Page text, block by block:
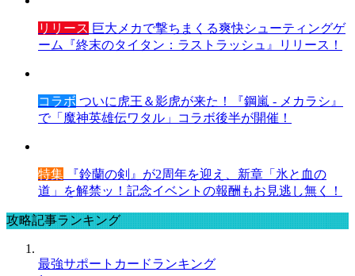
リリース 巨大メカで撃ちまくる爽快シューティングゲ
ーム『終末のタイタン：ラストラッシュ』リリース！
コラボ ついに虎王＆影虎が来た！『鋼嵐 - メカラシ』
で「魔神英雄伝ワタル」コラボ後半が開催！
特集 『鈴蘭の剣』が2周年を迎え、新章「氷と血の
道」を解禁ッ！記念イベントの報酬もお見逃し無く！
攻略記事ランキング
最強サポートカードランキング